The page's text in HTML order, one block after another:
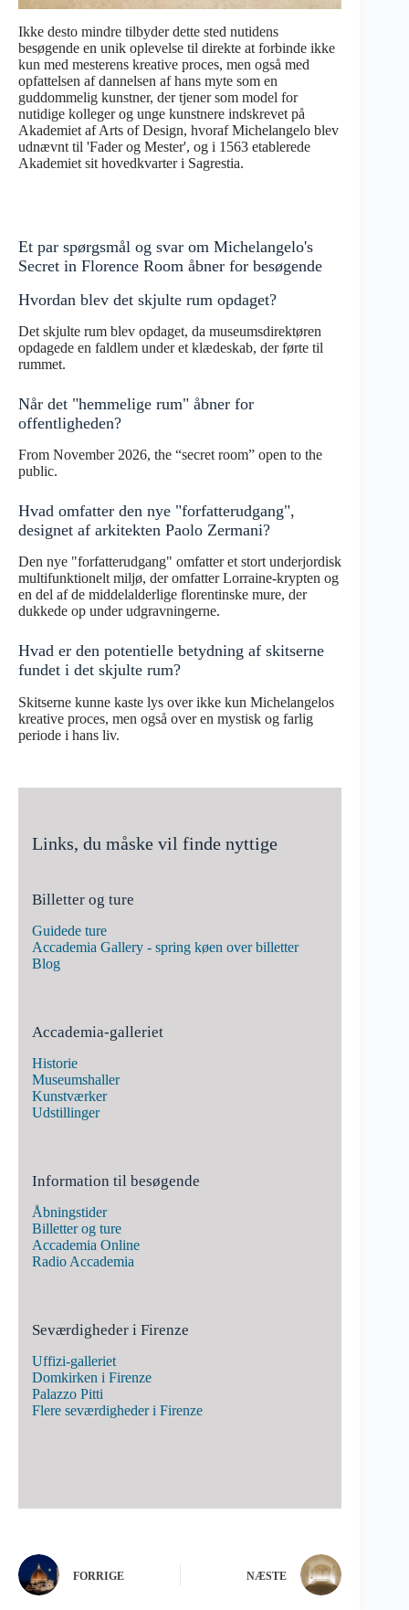
Ikke desto mindre tilbyder dette sted nutidens
besøgende en unik oplevelse til direkte at forbinde ikke
kun med mesterens kreative proces, men også med
opfattelsen af dannelsen af hans myte som en
guddommelig kunstner, der tjener som model for
nutidige kolleger og unge kunstnere indskrevet på
Akademiet af Arts of Design, hvoraf Michelangelo blev
udnævnt til 'Fader og Mester', og i 1563 etablerede
Akademiet sit hovedkvarter i Sagrestia.
Et par spørgsmål og svar om Michelangelo's
Secret in Florence Room åbner for besøgende
Hvordan blev det skjulte rum opdaget?
Det skjulte rum blev opdaget, da museumsdirektøren
opdagede en faldlem under et klædeskab, der førte til
rummet.
Når det "hemmelige rum" åbner for
offentligheden?
From November 2026, the “secret room” open to the
public.
Hvad omfatter den nye "forfatterudgang",
designet af arkitekten Paolo Zermani?
Den nye "forfatterudgang" omfatter et stort underjordisk
multifunktionelt miljø, der omfatter Lorraine-krypten og
en del af de middelalderlige florentinske mure, der
dukkede op under udgravningerne.
Hvad er den potentielle betydning af skitserne
fundet i det skjulte rum?
Skitserne kunne kaste lys over ikke kun Michelangelos
kreative proces, men også over en mystisk og farlig
periode i hans liv.
Links, du måske vil finde nyttige
Billetter og ture
Guidede ture
Accademia Gallery - spring køen over billetter
Blog
Accademia-galleriet
Historie
Museumshaller
Kunstværker
Udstillinger
Information til besøgende
Åbningstider
Billetter og ture
Accademia Online
Radio Accademia
Seværdigheder i Firenze
Uffizi-galleriet
Domkirken i Firenze
Palazzo Pitti
Flere seværdigheder i Firenze
FORRIGE NÆSTE